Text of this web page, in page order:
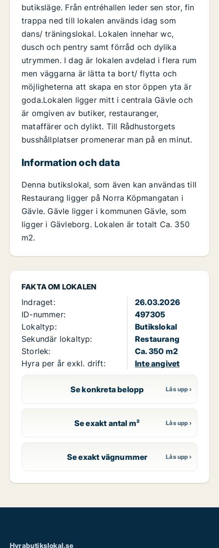
FAKTA OM LOKALEN
Indraget:
26.03.2026
ID-nummer:
497305
Lokaltyp:
Butikslokal
Sekundär lokaltyp:
Restaurang
Storlek:
Ca. 350 m2
Hyra per år exkl. drift:
Inte angivet
Se konkreta belopp
Se exakt antal m²
Se exakt vägnummer
butiksläge. Från entréhallen leder sen stor, fin
trappa ned till lokalen används idag som
dans/ träningslokal. Lokalen innehar wc,
dusch och pentry samt förråd och dylika
utrymmen. I dag är lokalen avdelad i flera rum
men väggarna är lätta ta bort/ flytta och
möjligheterna att skapa en stor öppen yta är
goda.Lokalen ligger mitt i centrala Gävle och
är omgiven av butiker, restauranger,
mataffärer och dylikt. Till Rådhustorgets
busshållplatser promenerar man på en minut.
Information och data
Denna butikslokal, som även kan användas till
Restaurang ligger på Norra Köpmangatan i
Gävle. Gävle ligger i kommunen Gävle, som
ligger i Gävleborg. Lokalen är totalt Ca. 350
m2.
Hyrabutikslokal.se